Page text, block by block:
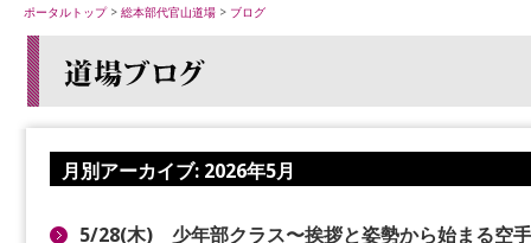
ポータルトップ> 総本部代官山道場 > ブログ
月別アーカイブ: 2026年5月
5/28(木) 少年部クラス〜挨拶と姿勢から始まる空